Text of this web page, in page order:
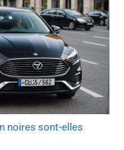
noires sont-elles